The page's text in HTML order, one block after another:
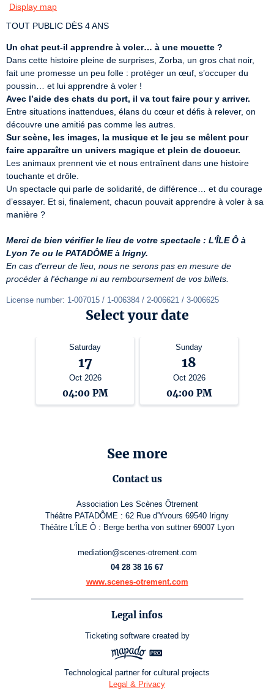
Display map
TOUT PUBLIC DÈS 4 ANS
Un chat peut-il apprendre à voler… à une mouette ?
Dans cette histoire pleine de surprises, Zorba, un gros chat noir,
fait une promesse un peu folle : protéger un œuf, s’occuper du
Avec l’aide des chats du port, il va tout faire pour y arriver.
Entre situations inattendues, élans du cœur et défis à relever, on
Sur scène, les images, la musique et le jeu se mêlent pour
faire apparaître un univers magique et plein de douceur.
Les animaux prennent vie et nous entraînent dans une histoire
touchante et drôle.
Un spectacle qui parle de solidarité, de différence… et du courage
d’essayer. Et si, finalement, chacun pouvait apprendre à voler à sa
manière ?
Merci de bien vérifier le lieu de votre spectacle : L'ÎLE Ô à
Lyon 7e ou le PATADÔME à Irigny.
En cas d'erreur de lieu, nous ne serons pas en mesure de
procéder à l'échange ni au remboursement de vos billets.
License number: 1-007015 / 1-006384 / 2-006621 / 3-006625
Select your date
Saturday
17
Oct 2026
04:00 PM
Sunday
18
Oct 2026
04:00 PM
See more
Contact us
Association Les Scènes Ôtrement
Théâtre PATADÔME : 62 Rue d'Yvours 69540 Irigny
Théâtre L'ÎLE Ô : Berge bertha von suttner 69007 Lyon
mediation@scenes-otrement.com
04 28 38 16 67
www.scenes-otrement.com
Legal infos
Ticketing software created by
Technological partner for cultural projects
Legal & Privacy